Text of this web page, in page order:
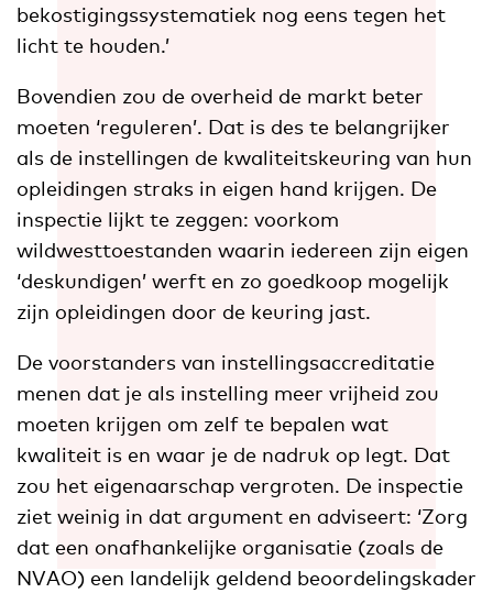
bekostigingssystematiek nog eens tegen het
licht te houden.’
Bovendien zou de overheid de markt beter
moeten ‘reguleren’. Dat is des te belangrijker
als de instellingen de kwaliteitskeuring van hun
opleidingen straks in eigen hand krijgen. De
inspectie lijkt te zeggen: voorkom
wildwesttoestanden waarin iedereen zijn eigen
‘deskundigen’ werft en zo goedkoop mogelijk
zijn opleidingen door de keuring jast.
De voorstanders van instellingsaccreditatie
menen dat je als instelling meer vrijheid zou
moeten krijgen om zelf te bepalen wat
kwaliteit is en waar je de nadruk op legt. Dat
zou het eigenaarschap vergroten. De inspectie
ziet weinig in dat argument en adviseert: ‘Zorg
dat een onafhankelijke organisatie (zoals de
NVAO) een landelijk geldend beoordelingskader